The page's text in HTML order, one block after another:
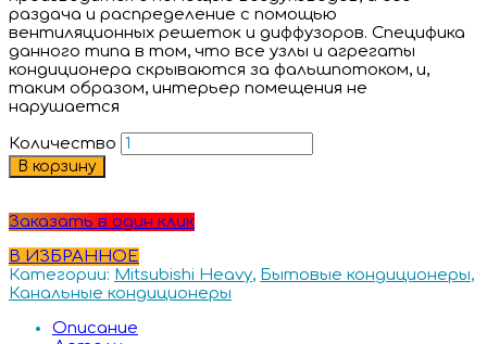
раздача и распределение с помощью
вентиляционных решеток и диффузоров. Специфика
данного типа в том, что все узлы и агрегаты
кондиционера скрываются за фальшпотоком, и,
таким образом, интерьер помещения не
нарушается
Количество
В корзину
Заказать в один клик
В ИЗБРАННОЕ
Категории: Mitsubishi Heavy, Бытовые кондиционеры,
Канальные кондиционеры
Описание